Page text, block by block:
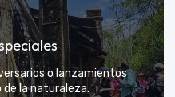
y talleres
el mejor guía para tu
o lanzamientos
de la naturaleza.